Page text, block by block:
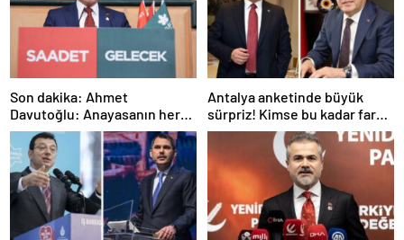
Son dakika: Ahmet
Davutoğlu: Anayasanın her
şeyini tartışalım
Antalya anketinde büyük
sürpriz! Kimse bu kadar fark
beklemiyordu